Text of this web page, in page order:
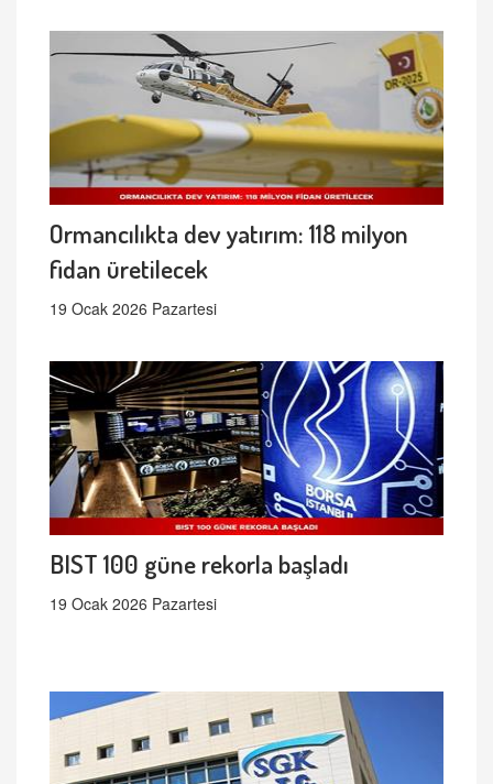
Ormancılıkta dev yatırım: 118 milyon
fidan üretilecek
19 Ocak 2026 Pazartesi
BIST 100 güne rekorla başladı
19 Ocak 2026 Pazartesi